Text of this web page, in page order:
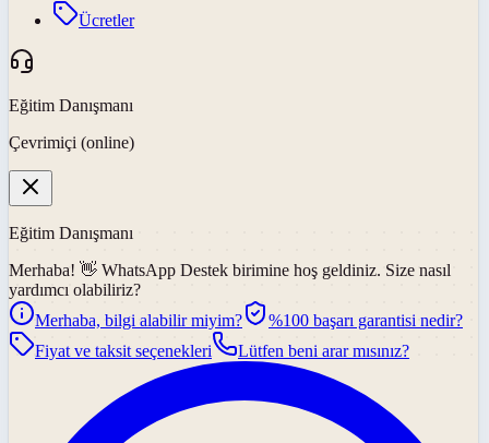
Ücretler
Eğitim Danışmanı
Çevrimiçi (online)
Eğitim Danışmanı
Merhaba! 👋 WhatsApp Destek birimine hoş geldiniz. Size nasıl
yardımcı olabiliriz?
Merhaba, bilgi alabilir miyim?
%100 başarı garantisi nedir?
Fiyat ve taksit seçenekleri
Lütfen beni arar mısınız?